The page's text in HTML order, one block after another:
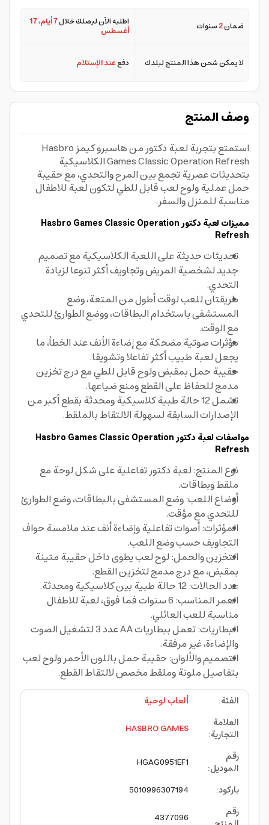
ضمان2سنوات اطلبه الآن ليصلك خلال7 أيام ،17
أغسطس
لا يمكن شحن هذا المنتج لبلدك دفععند الإستلام
وصف المنتج
استمتع بتجربة لعبة دكتور من هاسبرو كيمز Hasbro
Games Classic Operation Refresh الكلاسيكية
بتحديثات عصرية تجمع بين المرح والتحدي، مع حقيبة
حمل عملية ولوح لعب قابل للطي لتكون لعبة للاطفال
مناسبة للمنزل والسفر.
مميزات لعبة دكتور Hasbro Games Classic Operation
Refresh
تحديثات حديثة على اللعبة الكلاسيكية مع تصميم
جديد لشخصية المريض وتجاويف أكثر تنوعا لزيادة
التحدي.
طريقتان للعب لوقت أطول من المتعة، وضع
المستشفى باستخدام البطاقات، ووضع الطوارئ للتحدي
مع الوقت.
مؤثرات صوتية مضحكة مع إضاءة الأنف عند الخطأ، ما
يجعل لعبة طبيب أكثر تفاعلا وتشويقا.
حقيبة حمل بمقبض ولوح قابل للطي مع درج تخزين
مدمج للحفاظ على القطع ومنع ضياعها.
تشمل 12 حالة طبية كلاسيكية ومحدثة بقطع أكبر من
الإصدارات السابقة لسهولة الالتقاط بالملقط.
مواصفات لعبة دكتور Hasbro Games Classic Operation
Refresh
نوع المنتج: لعبة دكتور تفاعلية على شكل لوحة مع
ملقط وبطاقات.
أوضاع اللعب: وضع المستشفى بالبطاقات، وضع الطوارئ
للتحدي مع مؤقت.
المؤثرات: أصوات تفاعلية وإضاءة أنف عند ملامسة حواف
التجاويف حسب وضع اللعب.
التخزين والحمل: لوح لعب يطوى داخل حقيبة متينة
بمقبض، مع درج مدمج لتخزين القطع.
عدد الحالات: 12 حالة طبية بين كلاسيكية ومحدثة.
العمر المناسب: 6 سنوات فما فوق، لعبة للاطفال
مناسبة للعب العائلي.
البطاريات: تعمل ببطاريات AA عدد 3 لتشغيل الصوت
والإضاءة، غير مرفقة.
التصميم والألوان: حقيبة حمل باللون الأحمر ولوح لعب
بتفاصيل ملونة وملقط مخصص لالتقاط القطع.
الفئة:
ألعاب لوحية
العلامة
التجارية:
HASBRO GAMES
رقم
الموديل:
HGAG0951EF1
باركود:
5010996307194
رقم
4377096